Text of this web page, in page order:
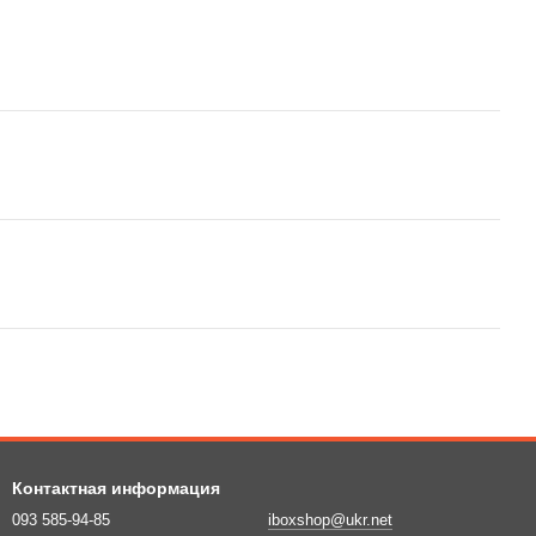
Контактная информация
093 585-94-85 iboxshop@ukr.net